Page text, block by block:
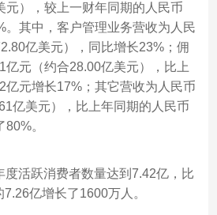
元），较上一财年同期的人民币
。其中，客户管理业务营收为人民
亿美元），同比增长23%；佣
亿元（约合28.00亿美元），比上
亿元增长17%；其它营收为人民币
亿美元），比上年同期的人民币
。
度活跃消费者数量达到7.42亿，比
亿增长了1600万人。